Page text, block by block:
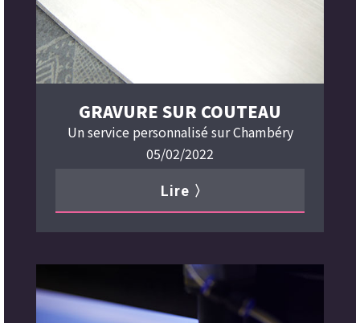
GRAVURE SUR COUTEAU
Un service personnalisé sur Chambéry
05/02/2022
Lire 〉